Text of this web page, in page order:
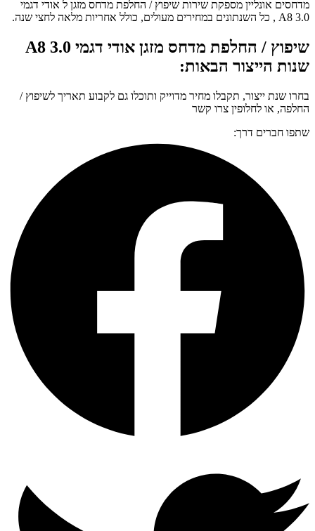
מדחסים אונליין מספקת שירות שיפוץ / החלפת מדחס מזגן ל אודי דגמי
A8 3.0 , כל השנתונים במחירים מעולים, כולל אחריות מלאה לחצי שנה.
שיפוץ / החלפת מדחס מזגן אודי דגמי A8 3.0
שנות הייצור הבאות:
בחרו שנת ייצור, תקבלו מחיר מדוייק ותוכלו גם לקבוע תאריך לשיפוץ /
החלפה, או לחלופין צרו קשר
שתפו חברים דרך: